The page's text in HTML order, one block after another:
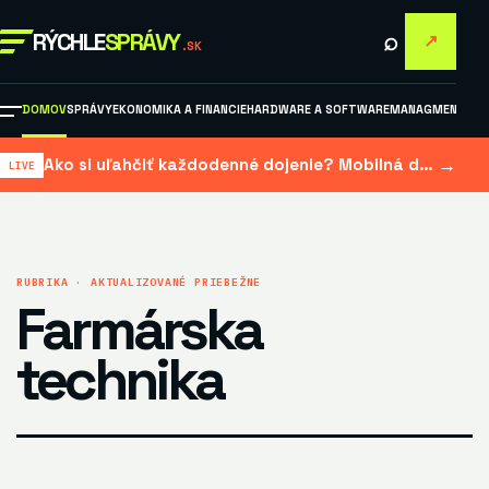
RÝCHLESPRÁVY .SK ⌕ ↗
DOMOVSPRÁVYEKONOMIKA A FINANCIEHARDWARE A SOFTWAREMANAGMENT A
Ako si uľahčiť každodenné dojenie? Mobilná dojačka šetrí čas aj námahu →
RUBRIKA · AKTUALIZOVANÉ PRIEBEŽNE
Farmárska
technika